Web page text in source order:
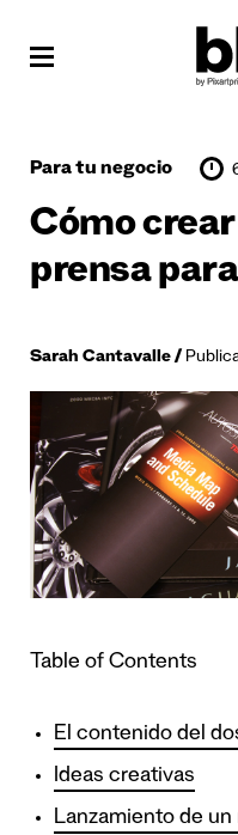
Para tu negocio
Cómo
prensa
Sarah Cantavalle
Table of Contents
El contenido del
Ideas creativas
Lanzamiento de